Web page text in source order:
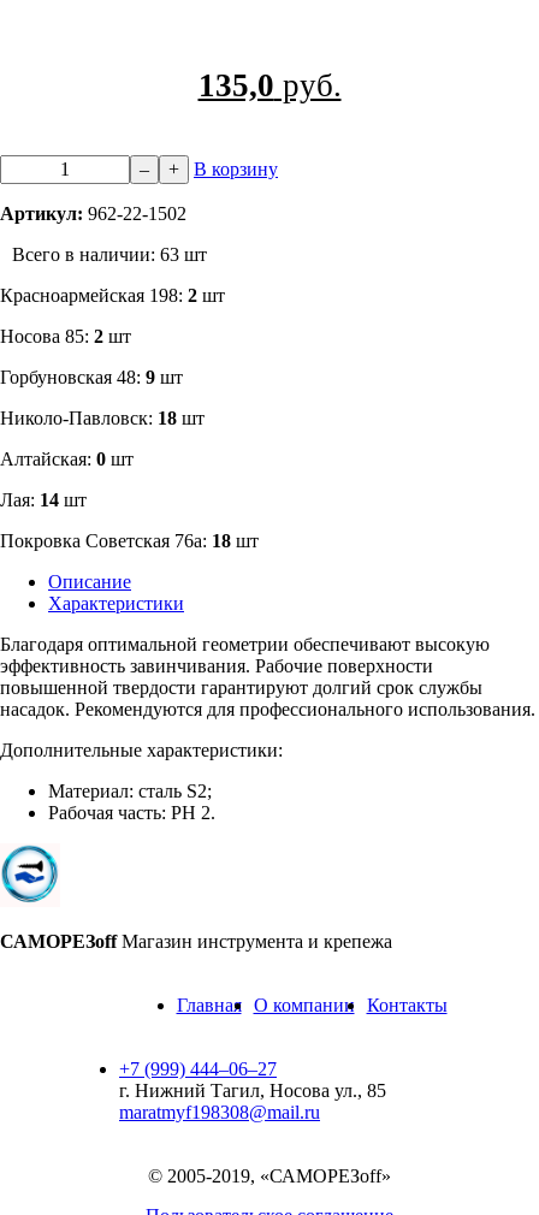
135,0 руб.
– + В корзину
Артикул: 962-22-1502
Всего в наличии: 63 шт
​Красноармейская 198: 2 шт
Носова 85: 2 шт
​Горбуновская 48: 9 шт
​Николо-Павловск: 18 шт
Алтайская: 0 шт
Лая: 14 шт
Покровка Советская 76а: 18 шт
Описание
Характеристики
Благодаря оптимальной геометрии обеспечивают высокую
эффективность завинчивания. Рабочие поверхности
повышенной твердости гарантируют долгий срок службы
насадок. Рекомендуются для профессионального использования.
Дополнительные характеристики:
Материал: сталь S2;
Рабочая часть: PH 2.
САМОРЕЗoff Магазин инструмента и крепежа
Главная О компании Контакты
+7 (999) 444‒06‒27
г. Нижний Тагил, Носова ул., 85
maratmyf198308@mail.ru
© 2005-2019, «САМОРЕЗoff»